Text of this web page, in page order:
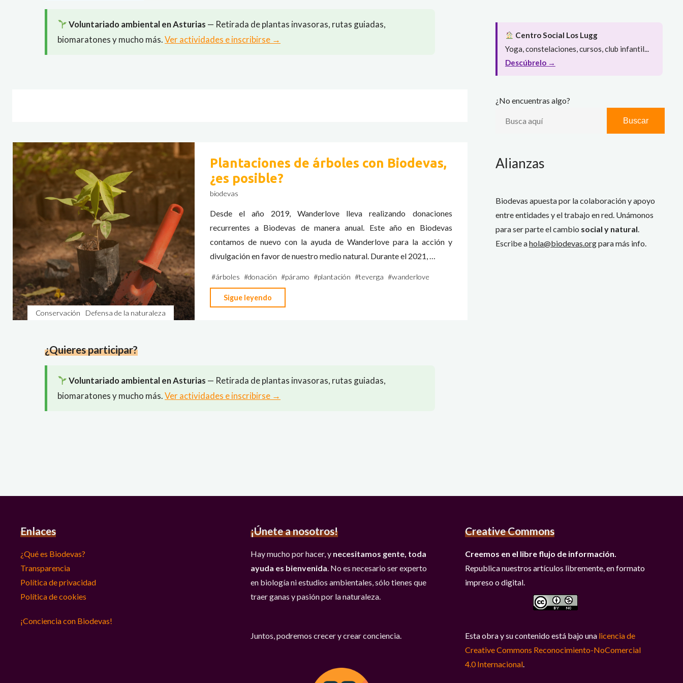
Voluntariado ambiental en Asturias — Retirada de plantas invasoras, rutas guiadas,
biomaratones y mucho más.Ver actividades e inscribirse →
Conservación Defensa de la naturaleza
Plantaciones de árboles con Biodevas,
¿es posible?
biodevas
Desde el año 2019, Wanderlove lleva realizando donaciones
recurrentes a Biodevas de manera anual. Este año en Biodevas
contamos de nuevo con la ayuda de Wanderlove para la acción y
divulgación en favor de nuestro medio natural. Durante el 2021, …
#árboles #donación #páramo #plantación #teverga #wanderlove
Sigue leyendo
de
posible?"
¿Quieres participar?
Voluntariado ambiental en Asturias — Retirada de plantas invasoras, rutas guiadas,
biomaratones y mucho más.Ver actividades e inscribirse →
Centro Social Los Lugg
Yoga, constelaciones, cursos, club infantil...
Descúbrelo →
¿No encuentras algo?
Buscar
Alianzas
Biodevas apuesta por la colaboración y apoyo
entre entidades y el trabajo en red. Unámonos
para ser parte el cambio social y natural
Escribe ahola@biodevas.orgpara más info.
Enlaces
¿Qué es Biodevas?
Transparencia
Política de privacidad
Política de cookies
¡Conciencia con Biodevas!
¡Únete a nosotros!
Hay mucho por hacer, y necesitamos gente, toda
ayuda es bienvenida. No es necesario ser experto
en biología ni estudios ambientales, sólo tienes que
traer ganas y pasión por la naturaleza.
Juntos, podremos crecer y crear conciencia.
Creative Commons
Creemos en el libre flujo de información.
Republica nuestros artículos libremente, en formato
impreso o digital.
Esta obra y su contenido está bajo una licencia de
Creative Commons Reconocimiento-NoComercial
4.0 Internacional.